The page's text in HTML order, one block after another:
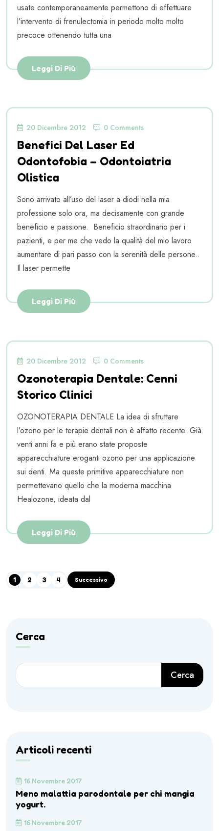
usate contemporaneamente permettono di effettuare
l’intervento di frenulectomia in periodo molto molto
precoce ottenendo tutta una
Leggi Di Più
20 Dicembre 2012 0 Comments
Benefici Del Laser Ed
Odontofobia – Odontoiatria
Olistica
Sono arrivato all’uso del laser a diodi nella mia
professione solo ora, ma decisamente con grande
beneficio e passione. Beneficio straordinario per i
pazienti, e per me che vedo la qualità del mio lavoro
aumentare di pari passo con la serenità delle persone..
Il laser permette
Leggi Di Più
20 Dicembre 2012 0 Comments
Ozonoterapia Dentale: Cenni
Storico Clinici
OZONOTERAPIA DENTALE La idea di sfruttare
l’ozono per le terapie dentali non è affatto recente. Già
venti anni fa e più erano state proposte
apparecchiature eroganti ozono per una applicazione
sui denti. Ma queste primitive apparecchiature non
permettevano quello che la moderna macchina
Healozone, ideata dal
Leggi Di Più
1 2 3 4 Successivo
Cerca
Cerca
Articoli recenti
16 Novembre 2017
Meno malattia parodontale per chi mangia
yogurt.
16 Novembre 2017